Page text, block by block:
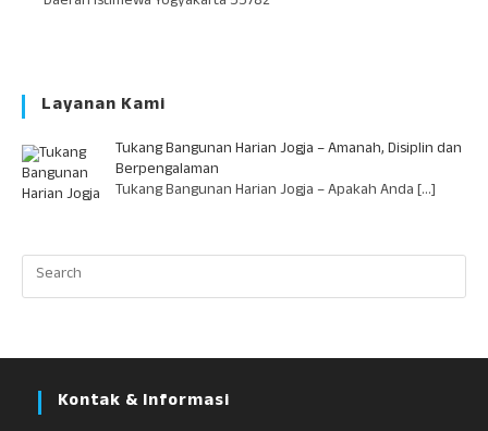
Layanan Kami
Tukang Bangunan Harian Jogja – Amanah, Disiplin dan
Berpengalaman
Tukang Bangunan Harian Jogja – Apakah Anda[…]
Kontak & Informasi